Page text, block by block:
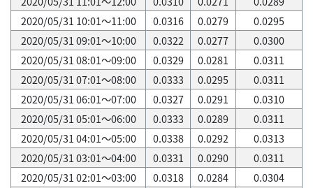
2020/05/31 10:01～11:00
0.0316 0.0279
0.0295
2020/05/31 09:01～10:00
0.0322 0.0277
0.0300
2020/05/31 08:01～09:00
0.0329 0.0281
0.0311
2020/05/31 07:01～08:00
0.0333 0.0295
0.0311
2020/05/31 06:01～07:00
0.0327 0.0291
0.0310
2020/05/31 05:01～06:00
0.0333 0.0289
0.0311
2020/05/31 04:01～05:00
0.0338 0.0292
0.0313
2020/05/31 03:01～04:00
0.0331 0.0290
0.0311
2020/05/31 02:01～03:00
0.0318 0.0284
0.0304